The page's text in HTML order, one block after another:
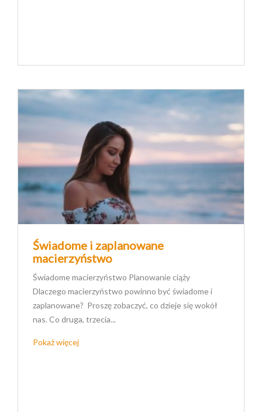
Świadome i zaplanowane
macierzyństwo
Świadome macierzyństwo Planowanie ciąży
Dlaczego macierzyństwo powinno być świadome i
zaplanowane? Proszę zobaczyć, co dzieje się wokół
nas. Co druga, trzecia...
Pokaż więcej